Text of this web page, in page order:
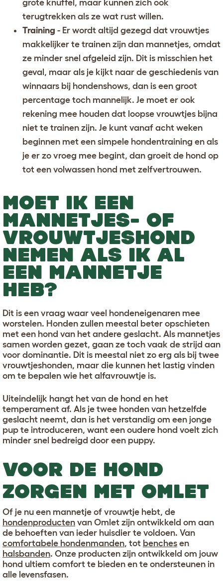
grote knuffel, maar kunnen zich ook
terugtrekken als ze wat rust willen.
Training - Er wordt altijd gezegd dat vrouwtjes
makkelijker te trainen zijn dan mannetjes, omdat
ze minder snel afgeleid zijn. Dit is misschien het
geval, maar als je kijkt naar de geschiedenis van
winnaars bij hondenshows, dan is een groot
percentage toch mannelijk. Je moet er ook
rekening mee houden dat loopse vrouwtjes bijna
niet te trainen zijn. Je kunt vanaf acht weken
beginnen met een simpele hondentraining en als
je er zo vroeg mee begint, dan groeit de hond op
tot een volwassen hond met zelfvertrouwen.
MOET IK EEN
MANNETJES- OF
VROUWTJESHOND
NEMEN ALS IK AL
EEN MANNETJE
HEB?
Dit is een vraag waar veel hondeneigenaren mee
worstelen. Honden zullen meestal beter opschieten
met een hond van het andere geslacht. Als mannetjes
samen worden gezet, gaan ze toch vaak de strijd aan
voor dominantie. Dit is meestal niet zo erg als bij twee
vrouwtjeshonden, maar die kunnen het lastig vinden
om te bepalen wie het alfavrouwtje is.
Uiteindelijk hangt het van de hond en het
temperament af. Als je twee honden van hetzelfde
geslacht neemt, dan is het verstandig om een jonge
pup te introduceren, want een oudere hond voelt zich
minder snel bedreigd door een puppy.
VOOR DE HOND
ZORGEN MET OMLET
Of je nu een mannetje of vrouwtje hebt, de
hondenproducten van Omlet zijn ontwikkeld om aan
de behoeften van ieder huisdier te voldoen. Van
comfortabele hondenmanden, tot benches en
halsbanden. Onze producten zijn ontwikkeld om jouw
hond ultiem comfort te bieden en te ondersteunen in
alle levensfasen.